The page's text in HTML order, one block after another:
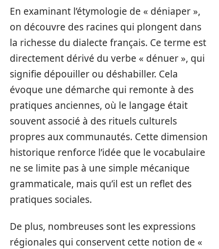
En examinant l’étymologie de « déniaper »,
on découvre des racines qui plongent dans
la richesse du dialecte français. Ce terme est
directement dérivé du verbe « dénuer », qui
signifie dépouiller ou déshabiller. Cela
évoque une démarche qui remonte à des
pratiques anciennes, où le langage était
souvent associé à des rituels culturels
propres aux communautés. Cette dimension
historique renforce l’idée que le vocabulaire
ne se limite pas à une simple mécanique
grammaticale, mais qu’il est un reflet des
pratiques sociales.
De plus, nombreuses sont les expressions
régionales qui conservent cette notion de «